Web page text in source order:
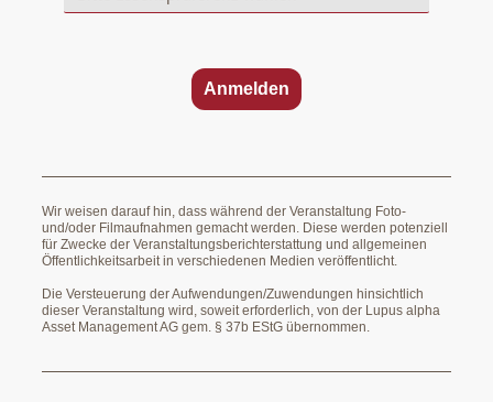
Anmelden
Wir weisen darauf hin, dass während der Veranstaltung Foto-
und/oder Filmaufnahmen gemacht werden. Diese werden potenziell
für Zwecke der Veranstaltungsberichterstattung und allgemeinen
Öffentlichkeitsarbeit in verschiedenen Medien veröffentlicht.
Die Versteuerung der Aufwendungen/Zuwendungen hinsichtlich
dieser Veranstaltung wird, soweit erforderlich, von der Lupus alpha
Asset Management AG gem. § 37b EStG übernommen.